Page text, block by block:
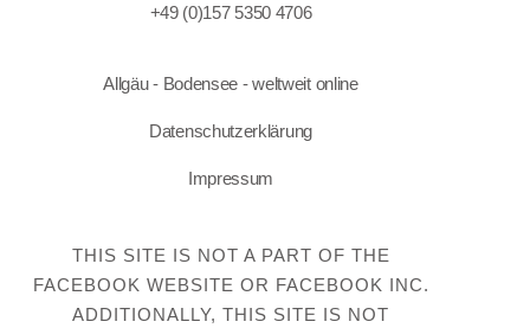
+49 (0)157 5350 4706
Allgäu - Bodensee - weltweit online
Datenschutzerklärung
Impressum
THIS SITE IS NOT A PART OF THE
FACEBOOK WEBSITE OR FACEBOOK INC.
ADDITIONALLY, THIS SITE IS NOT